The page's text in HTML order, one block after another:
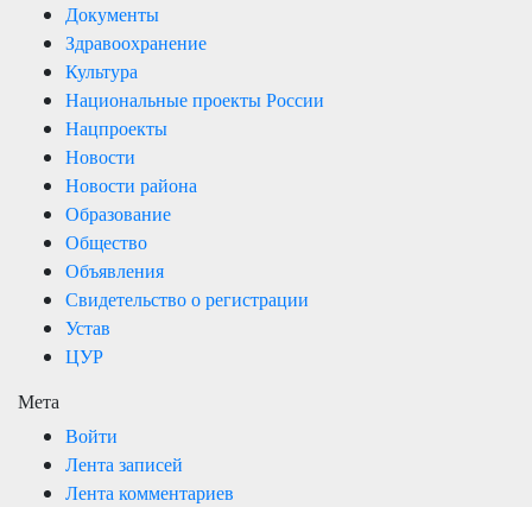
Документы
Здравоохранение
Культура
Национальные проекты России
Нацпроекты
Новости
Новости района
Образование
Общество
Объявления
Свидетельство о регистрации
Устав
ЦУР
Мета
Войти
Лента записей
Лента комментариев